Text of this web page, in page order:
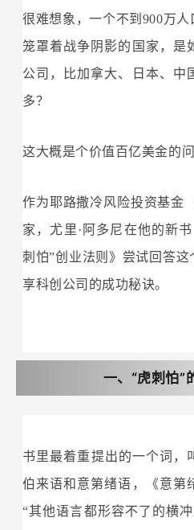
很难想象，一个不到900万
笼罩着战争阴影的国家，是
公司，比加拿大、日本、中
多？
这大概是个价值百亿美金的问
作为耶路撒冷风险投资基金
家，尤里·阿多尼在他的新
刺怕”创业法则》尝试回答
享科创公司的成功秘诀。
一、“虎刺怕”
书里最着重提出的一个词，
伯来语和意第绪语，《意第
“其他语言都形容不了的横